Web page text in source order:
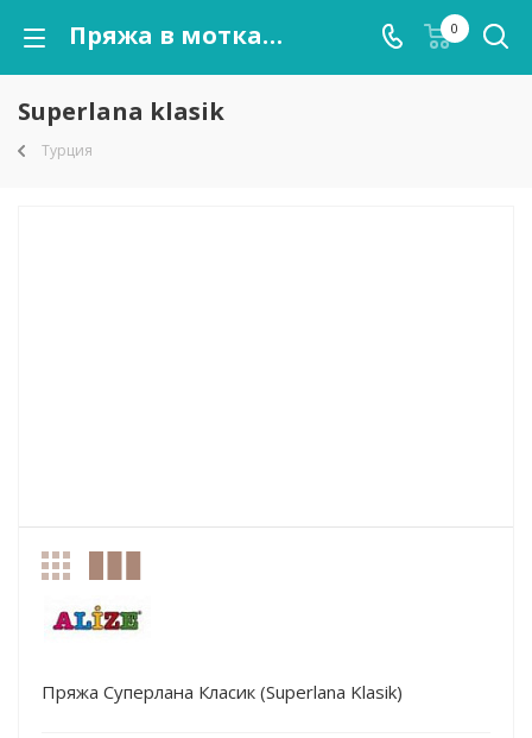
Пряжа в мотках Superlana klasik оптом от kutnor.ru 0
Superlana klasik
Турция
Пряжа Суперлана Класик (Superlana Klasik)